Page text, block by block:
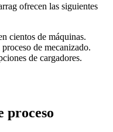
ofrecen las siguientes
cientos de máquinas.
de mecanizado.
de cargadores.
proceso